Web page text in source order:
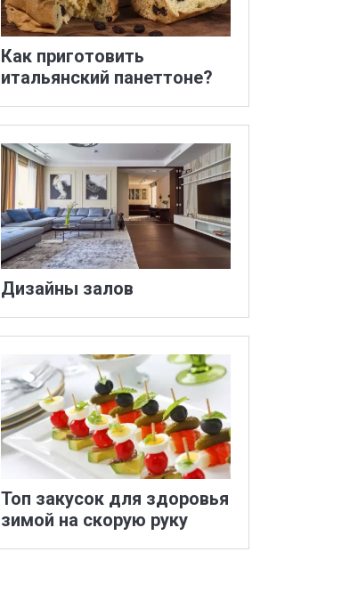
Как приготовить
итальянский панеттоне?
Дизайны залов
Топ закусок для здоровья
зимой на скорую руку